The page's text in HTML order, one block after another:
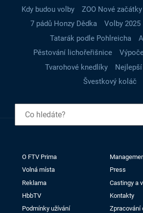
Kdy budou volby
ZOO Nové začátky
7 pádů Honzy Dědka
Volby 2025
Tatarák podle Pohlreicha
Pěstování lichořeřišnice
Tvarohové knedlíky
Švestkový koláč
O FTV Prima
Volná místa
Press
Reklama
Castingy a
HbbTV
Kontakty
Podmínky užívání
Zpracování